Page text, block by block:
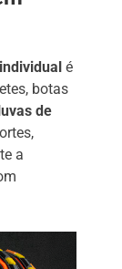
é
botas
luvas de
a